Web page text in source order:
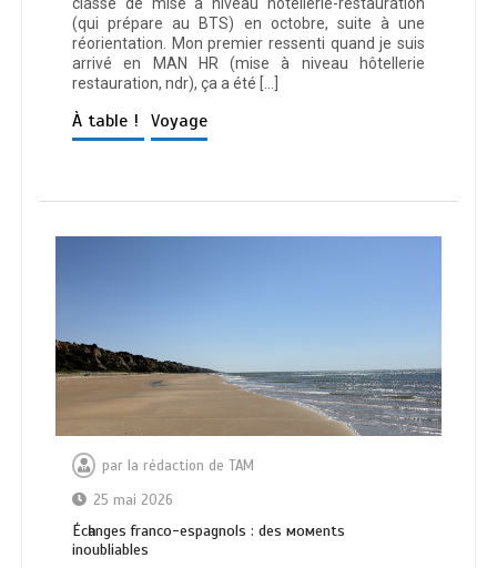
(qui prépare au BTS) en octobre, suite à une
réorientation. Mon premier ressenti quand je suis
arrivé en MAN HR (mise à niveau hôtellerie
restauration, ndr), ça a été […]
À table ! Voyage
par la rédaction de TAM
25 mai 2026
Éсһаngеѕ frаnсо-еѕраgnоlѕ : dеѕ момеntѕ
іnоublіаblеѕ